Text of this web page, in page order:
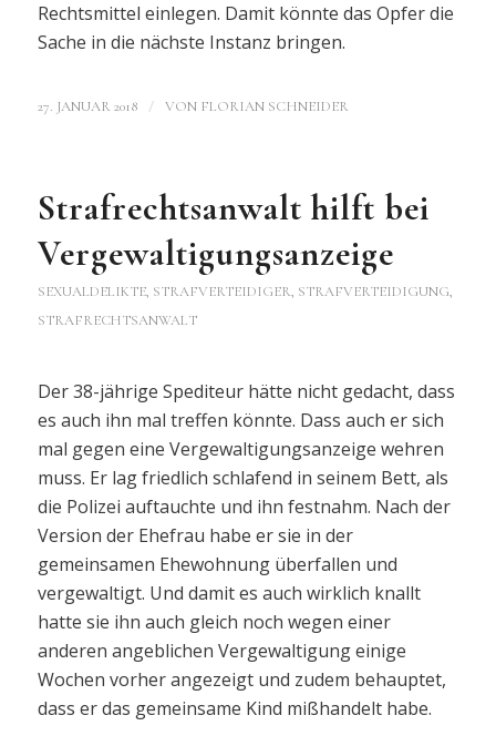
Rechtsmittel einlegen. Damit könnte das Opfer die
Sache in die nächste Instanz bringen.
27. JANUAR 2018 / VON FLORIAN SCHNEIDER
Strafrechtsanwalt hilft bei
Vergewaltigungsanzeige
SEXUALDELIKTE, STRAFVERTEIDIGER, STRAFVERTEIDIGUNG,
STRAFRECHTSANWALT
Der 38-jährige Spediteur hätte nicht gedacht, dass
es auch ihn mal treffen könnte. Dass auch er sich
mal gegen eine Vergewaltigungsanzeige wehren
muss. Er lag friedlich schlafend in seinem Bett, als
die Polizei auftauchte und ihn festnahm. Nach der
Version der Ehefrau habe er sie in der
gemeinsamen Ehewohnung überfallen und
vergewaltigt. Und damit es auch wirklich knallt
hatte sie ihn auch gleich noch wegen einer
anderen angeblichen Vergewaltigung einige
Wochen vorher angezeigt und zudem behauptet,
dass er das gemeinsame Kind mißhandelt habe.